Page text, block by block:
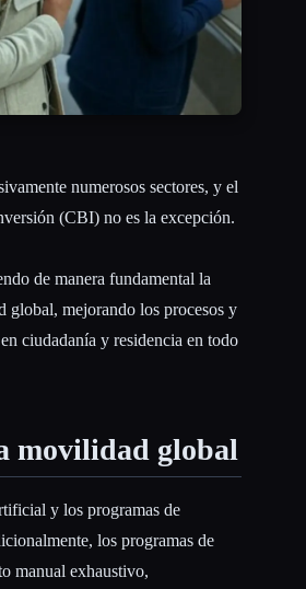
numerosos sectores, y el
(CBI) no es la excepción.
de manera fundamental la
global, mejorando los procesos y
ciudadanía y residencia en todo
movilidad global
y los programas de
los programas de
manual exhaustivo,